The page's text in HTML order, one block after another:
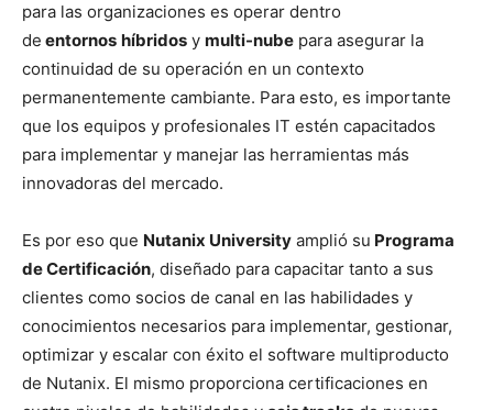
para las organizaciones es operar dentro
de entornos híbridos y multi-nube para asegurar la
continuidad de su operación en un contexto
permanentemente cambiante. Para esto, es importante
que los equipos y profesionales IT estén capacitados
para implementar y manejar las herramientas más
innovadoras del mercado.
Es por eso que Nutanix University amplió su Programa
de Certificación, diseñado para capacitar tanto a sus
clientes como socios de canal en las habilidades y
conocimientos necesarios para implementar, gestionar,
optimizar y escalar con éxito el software multiproducto
de Nutanix. El mismo proporciona certificaciones en